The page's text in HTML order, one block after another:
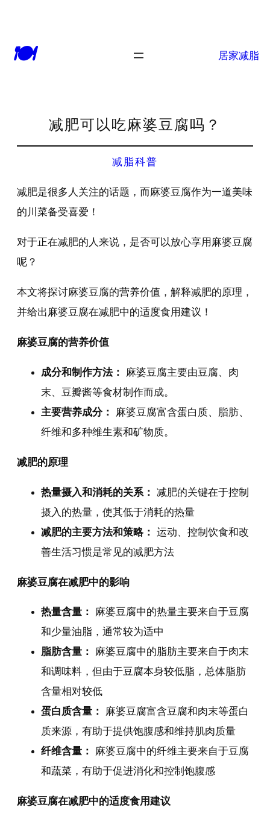
🍽 居家减脂
减肥可以吃麻婆豆腐吗？
减脂科普
减肥是很多人关注的话题，而麻婆豆腐作为一道美味
的川菜备受喜爱！
对于正在减肥的人来说，是否可以放心享用麻婆豆腐
呢？
本文将探讨麻婆豆腐的营养价值，解释减肥的原理，
并给出麻婆豆腐在减肥中的适度食用建议！
麻婆豆腐的营养价值
成分和制作方法：
麻婆豆腐主要由豆腐、肉
末、豆瓣酱等食材制作而成。
主要营养成分：
麻婆豆腐富含蛋白质、脂肪、
纤维和多种维生素和矿物质。
减肥的原理
热量摄入和消耗的关系：
减肥的关键在于控制
摄入的热量，使其低于消耗的热量
减肥的主要方法和策略：
运动、控制饮食和改
善生活习惯是常见的减肥方法
麻婆豆腐在减肥中的影响
热量含量：
麻婆豆腐中的热量主要来自于豆腐
和少量油脂，通常较为适中
脂肪含量：
麻婆豆腐中的脂肪主要来自于肉末
和调味料，但由于豆腐本身较低脂，总体脂肪
含量相对较低
蛋白质含量：
麻婆豆腐富含豆腐和肉末等蛋白
质来源，有助于提供饱腹感和维持肌肉质量
纤维含量：
麻婆豆腐中的纤维主要来自于豆腐
和蔬菜，有助于促进消化和控制饱腹感
麻婆豆腐在减肥中的适度食用建议